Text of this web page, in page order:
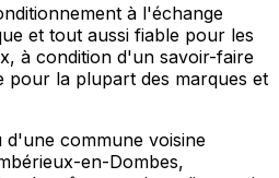
à l'échange
et tout aussi fiable pour les
à condition d'un savoir-faire
pour la plupart des marques et
commune voisine
en-Dombes,